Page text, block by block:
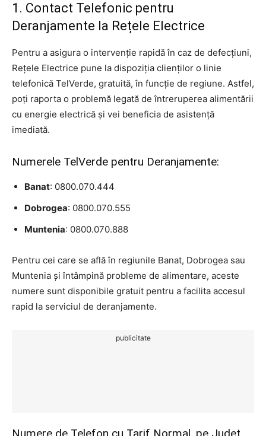
1. Contact Telefonic pentru
Deranjamente la Rețele Electrice
Pentru a asigura o intervenție rapidă în caz de defecțiuni,
Rețele Electrice pune la dispoziția clienților o linie
telefonică TelVerde, gratuită, în funcție de regiune. Astfel,
poți raporta o problemă legată de întreruperea alimentării
cu energie electrică și vei beneficia de asistență
imediată.
Numerele TelVerde pentru Deranjamente:
Banat: 0800.070.444
Dobrogea: 0800.070.555
Muntenia: 0800.070.888
Pentru cei care se află în regiunile Banat, Dobrogea sau
Muntenia și întâmpină probleme de alimentare, aceste
numere sunt disponibile gratuit pentru a facilita accesul
rapid la serviciul de deranjamente.
publicitate